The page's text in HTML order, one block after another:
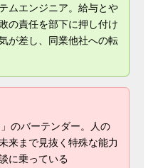
ムエンジニア。給与とや
の責任を部下に押し付け
が差し、同業他社への転
」のバーテンダー。人の
来まで見抜く特殊な能力
に乗っている